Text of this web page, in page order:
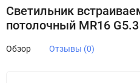
Светильник
потолочный MR16
Обзор Отзывы (0)